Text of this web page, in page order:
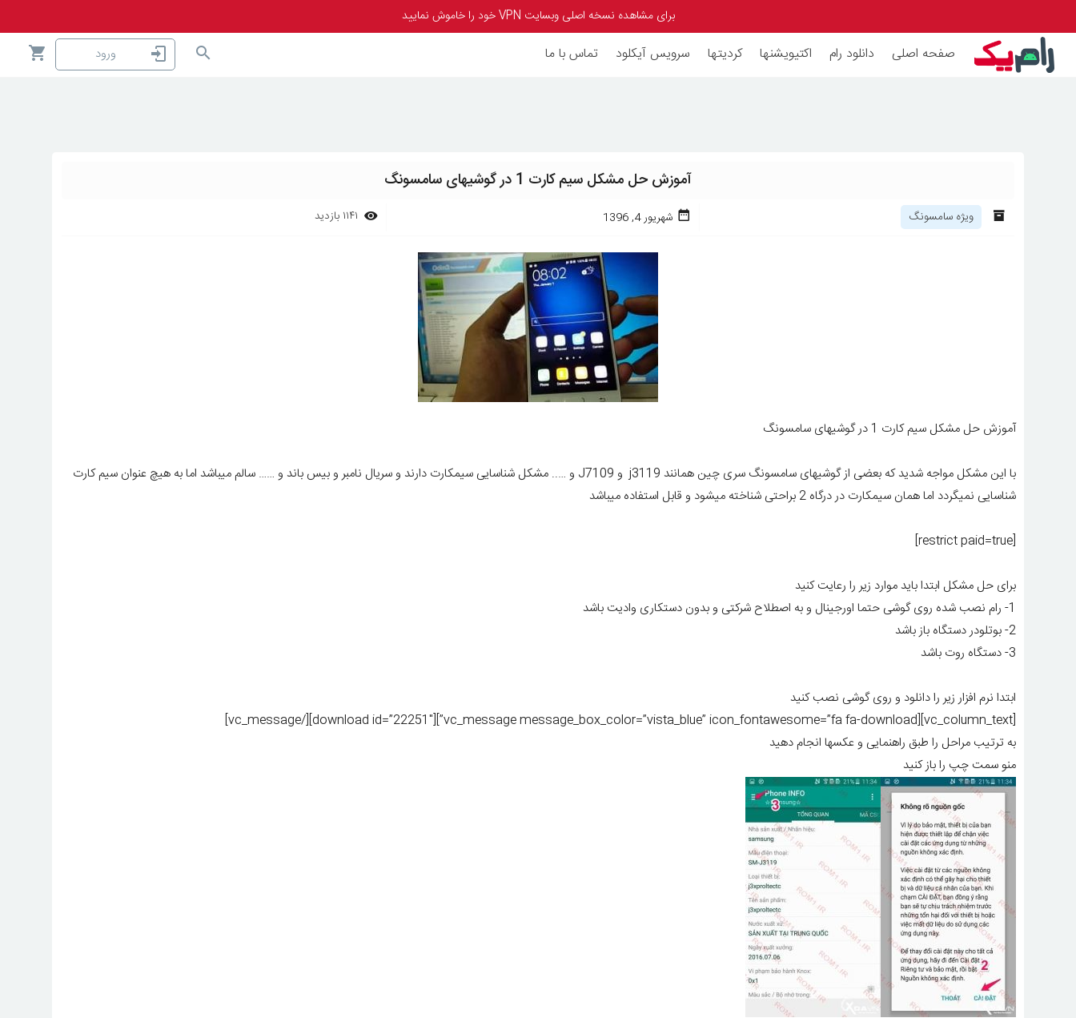
برای مشاهده نسخه اصلی وبسایت VPN خود را خاموش نمایید
صفحه اصلی دانلود رام اکتیویشنها کردیتها سرویس آیکلود تماس با ما ورود
آموزش حل مشکل سیم کارت 1 در گوشیهای سامسونگ
ویژه سامسونگ شهریور 4, 1396 ۱۱۴۱ بازدید
آموزش حل مشکل سیم کارت 1 در گوشیهای سامسونگ
با این مشکل مواجه شدید که بعضی از گوشیهای سامسونگ سری چین همانند j3119 و J7109 و ….. مشکل شناسایی سیمکارت دارند و سریال نامبر و بیس باند و …… سالم میباشد اما به هیچ عنوان سیم کارت
شناسایی نمیگردد اما همان سیمکارت در درگاه 2 براحتی شناخته میشود و قابل استفاده میباشد
[restrict paid=true]
برای حل مشکل ابتدا باید موارد زیر را رعایت کنید
1- رام نصب شده روی گوشی حتما اورجینال و به اصطلاح شرکتی و بدون دستکاری وادیت باشد
2- بوتلودر دستگاه باز باشد
3- دستگاه روت باشد
ابتدا نرم افزار زیر را دانلود و روی گوشی نصب کنید
[vc_column_text][vc_message message_box_color=”vista_blue” icon_fontawesome=”fa fa-download”][download id=”22251″][/vc_message]
به ترتیب مراحل را طبق راهنمایی و عکسها انجام دهید
منو سمت چپ را باز کنید